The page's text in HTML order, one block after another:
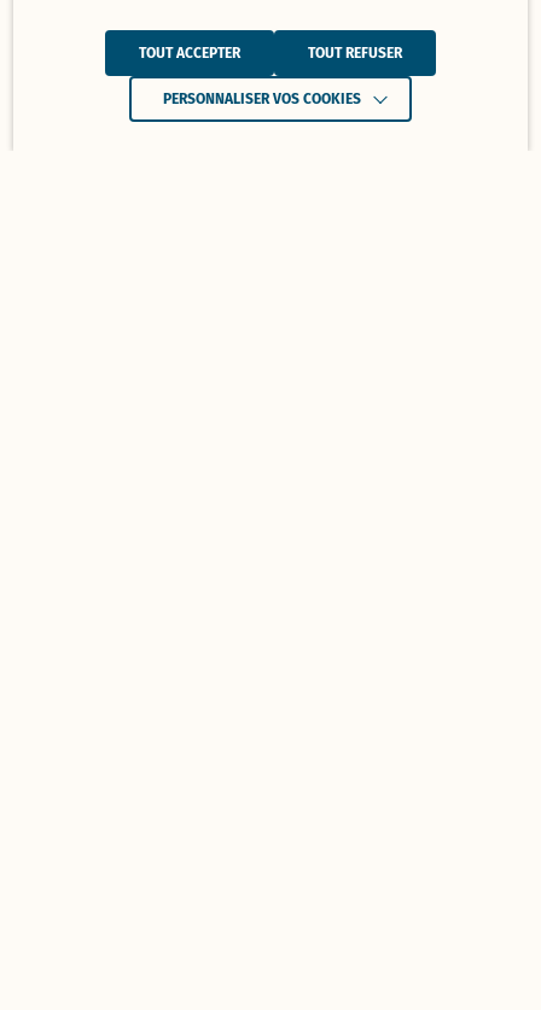
TOUT ACCEPTER TOUT REFUSER
PERSONNALISER VOS COOKIES